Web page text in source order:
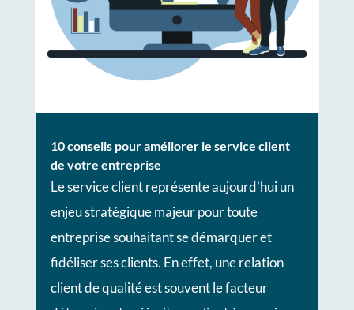
10 conseils pour améliorer le service client
de votre entreprise
Le service client représente aujourd’hui un
enjeu stratégique majeur pour toute
entreprise souhaitant se démarquer et
fidéliser ses clients. En effet, une relation
client de qualité est souvent le facteur